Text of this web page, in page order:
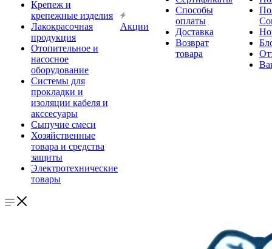
Крепеж и
крепежные изделия
Лакокрасочная
продукция
Отопительное и
насосное
оборудование
Системы для
прокладки и
изоляции кабеля и
акссесуары
Сыпучие смеси
Хозяйственные
товара и средства
защиты
Электротехнические
товары
Акции
Способы
оплаты
Доставка
Возврат
товара